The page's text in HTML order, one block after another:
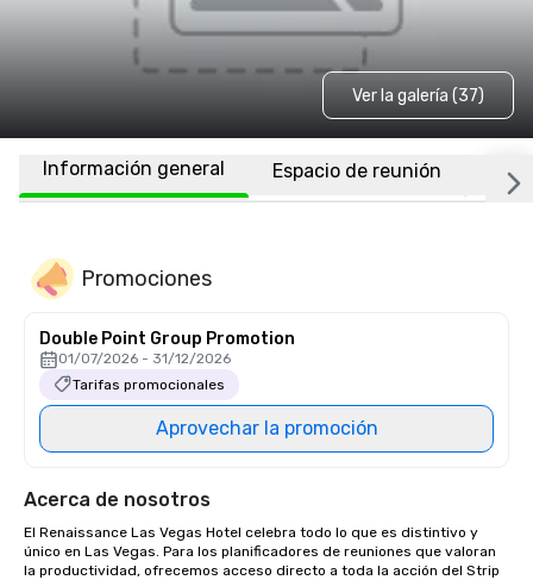
Ver la galería (37)
Información general Espacio de reunión
Promociones
Double Point Group Promotion
01/07/2026 - 31/12/2026
Tarifas promocionales
Aprovechar la promoción
Acerca de nosotros
El Renaissance Las Vegas Hotel celebra todo lo que es distintivo y
único en Las Vegas. Para los planificadores de reuniones que valoran
la productividad, ofrecemos acceso directo a toda la acción del Strip